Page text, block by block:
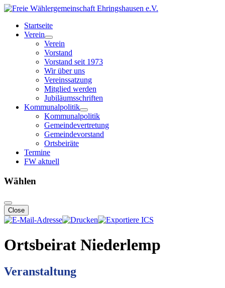
Startseite
Verein
Verein
Vorstand
Vorstand seit 1973
Wir über uns
Vereinssatzung
Mitglied werden
Jubiläumsschriften
Kommunalpolitik
Kommunalpolitik
Gemeindevertretung
Gemeindevorstand
Ortsbeiräte
Termine
FW aktuell
Wählen
Close
Ortsbeirat Niederlemp
Veranstaltung